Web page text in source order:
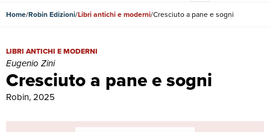
Home Robin Edizioni Libri antichi e moderni Cresciuto a pane e sogni
Cresciuto a pane e sogni
Cresciuto a pane e sogni | Libri antichi e moderni | Eugenio Zini
LIBRI ANTICHI E MODERNI
Eugenio Zini
Robin, 2025